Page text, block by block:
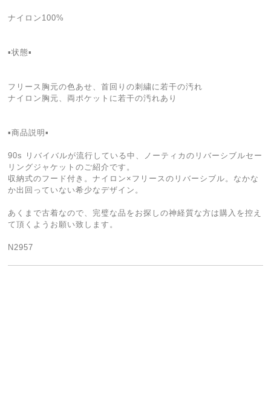
ナイロン100%
▪状態▪
フリース胸元の色あせ、首回りの刺繍に若干の汚れ
ナイロン胸元、両ポケットに若干の汚れあり
▪商品説明▪
90s リバイバルが流行している中、ノーティカのリバーシブルセー
リングジャケットのご紹介です。
収納式のフード付き。ナイロン×フリースのリバーシブル。なかな
か出回っていない希少なデザイン。
あくまで古着なので、完璧な品をお探しの神経質な方は購入を控え
て頂くようお願い致します。
N2957